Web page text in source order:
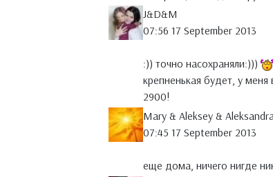
J&D&M
07:56 17 September 2013
:)) точно насохраняли:)))
крепненькая будет, у
2900!
Mary & Aleksey &
07:45 17 September 2013
еще дома, ничего нигде